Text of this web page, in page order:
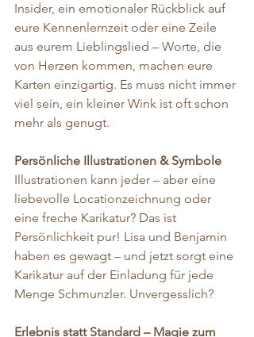
Insider, ein emotionaler Rückblick auf
eure Kennenlernzeit oder eine Zeile
aus eurem Lieblingslied – Worte, die
von Herzen kommen, machen eure
Karten einzigartig. Es muss nicht immer
viel sein, ein kleiner Wink ist oft schon
mehr als genugt.
Persönliche Illustrationen & Symbole
Illustrationen kann jeder – aber eine
liebevolle Locationzeichnung oder
eine freche Karikatur? Das ist
Persönlichkeit pur! Lisa und Benjamin
haben es gewagt – und jetzt sorgt eine
Karikatur auf der Einladung für jede
Menge Schmunzler. Unvergesslich?
Erlebnis statt Standard – Magie zum